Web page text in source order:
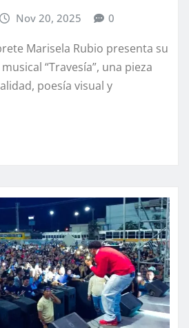
Nov 20, 2025 0
Marisela Rubio presenta su
“Travesía”, una pieza
poesía visual y